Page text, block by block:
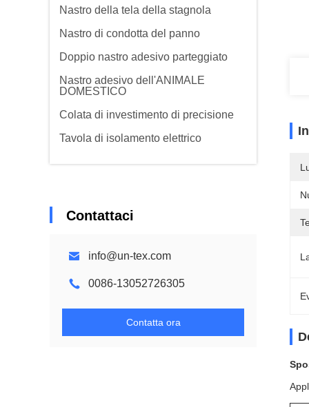
Nastro della tela della stagnola
Nastro di condotta del panno
Doppio nastro adesivo parteggiato
Nastro adesivo dell'ANIMALE
DOMESTICO
Colata di investimento di precisione
Tavola di isolamento elettrico
Contattaci
info@un-tex.com
0086-13052726305
Contatta ora